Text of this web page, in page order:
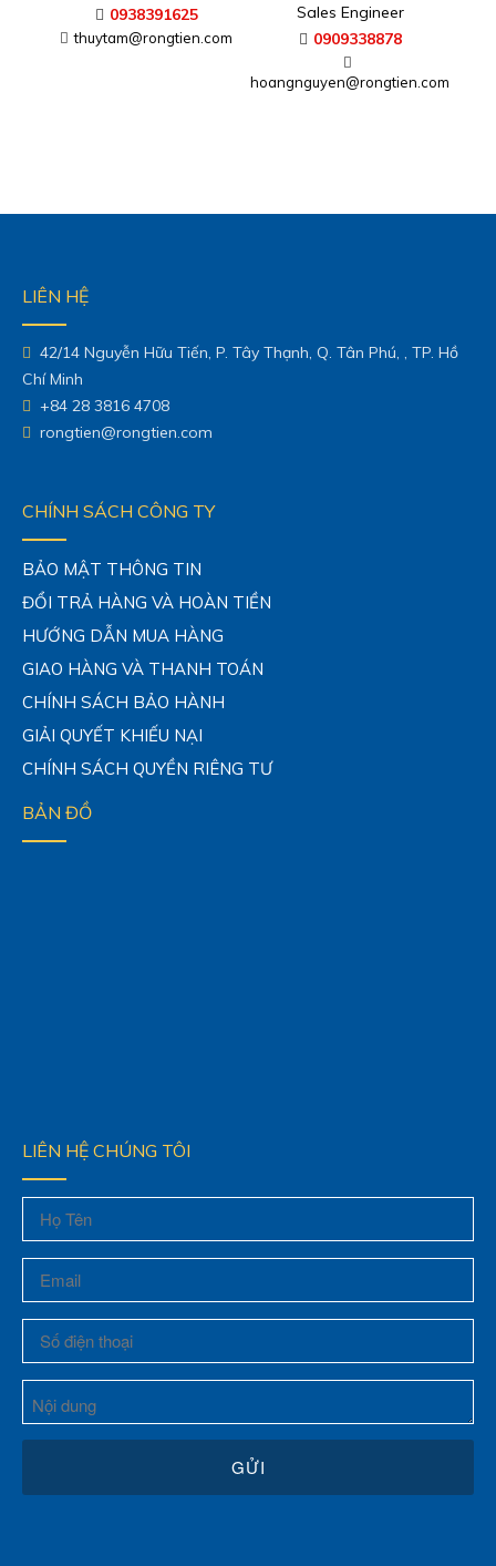
0938391625
thuytam@rongtien.com
Sales Engineer
0909338878
hoangnguyen@rongtien.com
LIÊN HỆ
42/14 Nguyễn Hữu Tiến, P. Tây Thạnh, Q. Tân Phú, , TP. Hồ
Chí Minh
+84 28 3816 4708
rongtien@rongtien.com
CHÍNH SÁCH CÔNG TY
BẢO MẬT THÔNG TIN
ĐỔI TRẢ HÀNG VÀ HOÀN TIỀN
HƯỚNG DẪN MUA HÀNG
GIAO HÀNG VÀ THANH TOÁN
CHÍNH SÁCH BẢO HÀNH
GIẢI QUYẾT KHIẾU NẠI
CHÍNH SÁCH QUYỀN RIÊNG TƯ
BẢN ĐỒ
LIÊN HỆ CHÚNG TÔI